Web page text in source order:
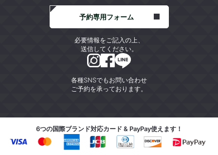
各種SNSでもお問い合わせ
ご予約を承っております。
予約専用フォーム
必要情報をご記入の上、
送信してください。
6つの国際ブランド対応カード & PayPay使えます！